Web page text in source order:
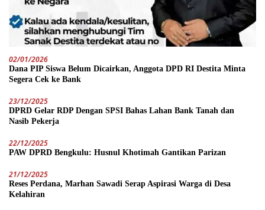
02/01/2026
Dana PIP Siswa Belum Dicairkan, Anggota DPD RI Destita Minta
Segera Cek ke Bank
23/12/2025
DPRD Gelar RDP Dengan SPSI Bahas Lahan Bank Tanah dan
Nasib Pekerja
22/12/2025
PAW DPRD Bengkulu: Husnul Khotimah Gantikan Parizan
21/12/2025
Reses Perdana, Marhan Sawadi Serap Aspirasi Warga di Desa
Kelahiran